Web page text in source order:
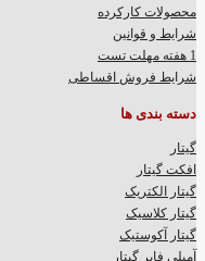
محصولات کارکرده
شرایط و قوانین
1 هفته مهلت تست
شرایط فروش اقساطی
دسته بندی ها
گیتار
افکت گیتار
گیتار الکتریک
گیتار کلاسیک
گیتار آکوستیک
آمپلی فایر گیتار